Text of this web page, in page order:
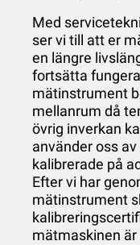
Med
ser vi till att er
en längre
fortsätta
mätinstrument
mellanrum då
övrig inverkan
använder oss
kalibrerade på
Efter vi har
mätinstrument
mätmaskinen